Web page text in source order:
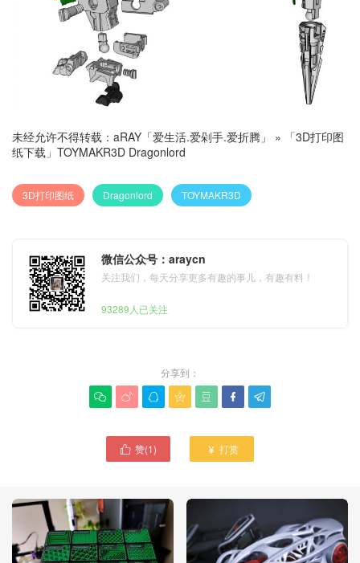
未经允许不得转载： aRAY「爱生活.爱剁手.爱折腾」 »
「3D打印图
纸下载」TOYMAKR3D Dragonlord
3D打印图纸 Dragonlord TOYMAKR3D
微信公众号：araycn
关注我们，每天分享更多有趣的事儿，有趣有料！
93289人已关注
分享到：
      
 赞(1)  打赏